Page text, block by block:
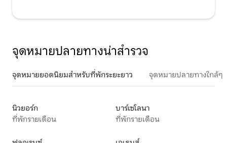
จุดหมายปลายทางน่าสำรวจ
จุดหมายยอดนิยมสำหรับที่พักระยะยาว จุดหมายปลายทางใกล้ๆ
นิวยอร์ก
ที่พักรายเดือน
บาร์เซโลนา
ที่พักรายเดือน